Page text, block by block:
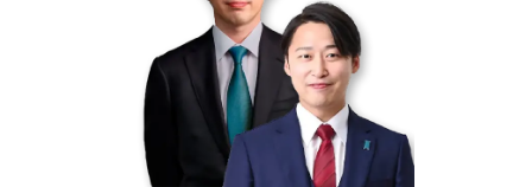
定額制採用代行・RPO『トルトルくん』
営業改善特化の動画制作『動画でカリトルくん』
定額LINE運用代行『LINEマキトルくん』
拡散付1日密着動画制作『まるごと社長』
1本無料で記事を制作『SEOトライアル』
定額制LP制作・改善『最強LP』
採用YouTubeチャンネル構築『トリトル』
会社概要・役員紹介